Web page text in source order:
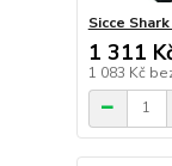
Sicce
1 311
1 083 Kč